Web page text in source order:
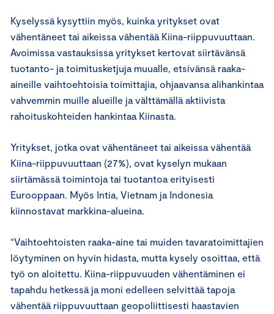
Kyselyssä kysyttiin myös, kuinka yritykset ovat
vähentäneet tai aikeissa vähentää Kiina-riippuvuuttaan.
Avoimissa vastauksissa yritykset kertovat siirtävänsä
tuotanto- ja toimitusketjuja muualle, etsivänsä raaka-
aineille vaihtoehtoisia toimittajia, ohjaavansa alihankintaa
vahvemmin muille alueille ja välttämällä aktiivista
rahoituskohteiden hankintaa Kiinasta.
Yritykset, jotka ovat vähentäneet tai aikeissa vähentää
Kiina-riippuvuuttaan (27%), ovat kyselyn mukaan
siirtämässä toimintoja tai tuotantoa erityisesti
Eurooppaan. Myös Intia, Vietnam ja Indonesia
kiinnostavat markkina-alueina.
“Vaihtoehtoisten raaka-aine tai muiden tavaratoimittajien
löytyminen on hyvin hidasta, mutta kysely osoittaa, että
työ on aloitettu. Kiina-riippuvuuden vähentäminen ei
tapahdu hetkessä ja moni edelleen selvittää tapoja
vähentää riippuvuuttaan geopoliittisesti haastavien